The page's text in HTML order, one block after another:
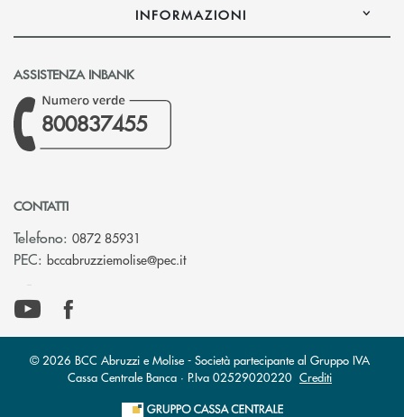
INFORMAZIONI
ASSISTENZA INBANK
800837455
CONTATTI
Telefono: 0872 85931
PEC: bccabruzziemolise@pec.it(si apre l’app di posta elettronica)
© 2026 BCC Abruzzi e Molise - Società partecipante al Gruppo IVA
Cassa Centrale Banca · P.Iva 02529020220 Crediti